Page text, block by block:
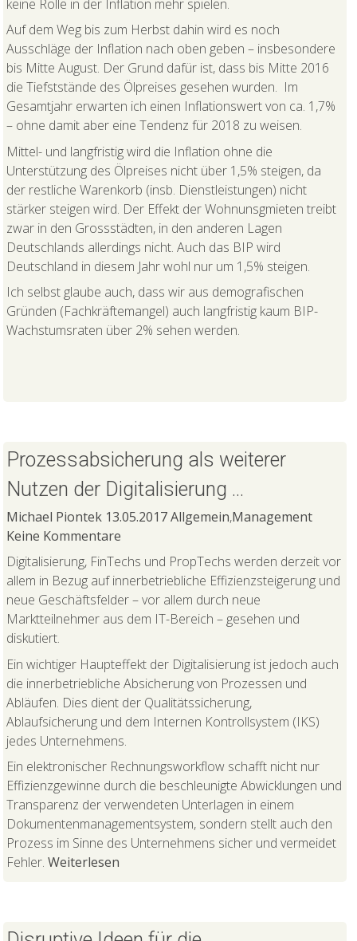
keine Rolle in der Inflation mehr spielen.
Auf dem Weg bis zum Herbst dahin wird es noch
Ausschläge der Inflation nach oben geben – insbesondere
bis Mitte August. Der Grund dafür ist, dass bis Mitte 2016
die Tiefststände des Ölpreises gesehen wurden. Im
Gesamtjahr erwarten ich einen Inflationswert von ca. 1,7%
– ohne damit aber eine Tendenz für 2018 zu weisen.
Mittel- und langfristig wird die Inflation ohne die
Unterstützung des Ölpreises nicht über 1,5% steigen, da
der restliche Warenkorb (insb. Dienstleistungen) nicht
stärker steigen wird. Der Effekt der Wohnunsgmieten treibt
zwar in den Grossstädten, in den anderen Lagen
Deutschlands allerdings nicht. Auch das BIP wird
Deutschland in diesem Jahr wohl nur um 1,5% steigen.
Ich selbst glaube auch, dass wir aus demografischen
Gründen (Fachkräftemangel) auch langfristig kaum BIP-
Wachstumsraten über 2% sehen werden.
Prozessabsicherung als weiterer
Nutzen der Digitalisierung …
Michael Piontek 13.05.2017 Allgemein,Management
Keine Kommentare
Digitalisierung, FinTechs und PropTechs werden derzeit vor
allem in Bezug auf innerbetriebliche Effizienzsteigerung und
neue Geschäftsfelder – vor allem durch neue
Marktteilnehmer aus dem IT-Bereich – gesehen und
diskutiert.
Ein wichtiger Haupteffekt der Digitalisierung ist jedoch auch
die innerbetriebliche Absicherung von Prozessen und
Abläufen. Dies dient der Qualitätssicherung,
Ablaufsicherung und dem Internen Kontrollsystem (IKS)
jedes Unternehmens.
Ein elektronischer Rechnungsworkflow schafft nicht nur
Effizienzgewinne durch die beschleunigte Abwicklungen und
Transparenz der verwendeten Unterlagen in einem
Dokumentenmanagementsystem, sondern stellt auch den
Prozess im Sinne des Unternehmens sicher und vermeidet
Fehler.Weiterlesen